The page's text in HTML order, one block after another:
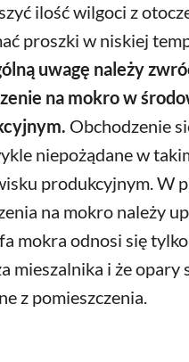
ilość wilgoci z
proszki w niskiej
uwagę należy
na mokro w
Obchodzenie
niepożądane w
produkcyjnym. W
na mokro należy
mokra odnosi się
mieszalnika i że opary
z pomieszczenia.